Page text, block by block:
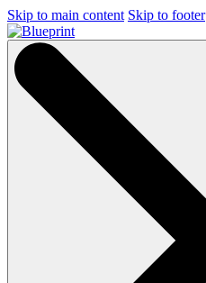
Skip to main content Skip to footer